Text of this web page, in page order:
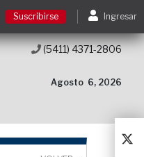
Suscribirse
Suscribirse Ingresar
Agosto 6, 2026
(5411) 4371-2806